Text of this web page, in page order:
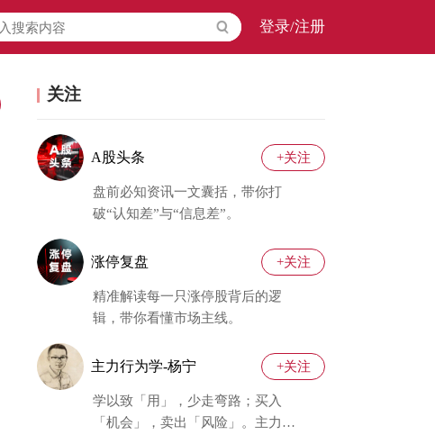
登录/注册
关注
A股头条 +关注
盘前必知资讯一文囊括，带你打
破“认知差”与“信息差”。
涨停复盘 +关注
精准解读每一只涨停股背后的逻
辑，带你看懂市场主线。
主力行为学-杨宁 +关注
学以致「用」，少走弯路；买入
「机会」，卖出「风险」。主力行